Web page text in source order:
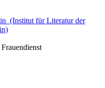
(Institut für Literatur der